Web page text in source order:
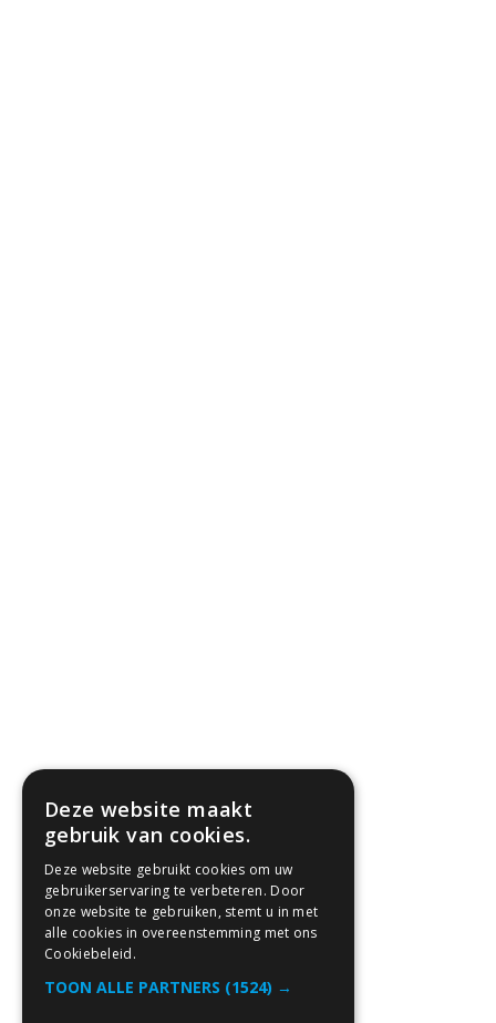
Deze website maakt
gebruik van cookies.
Deze website gebruikt cookies om uw
gebruikerservaring te verbeteren. Door
onze website te gebruiken, stemt u in met
alle cookies in overeenstemming met ons
Cookiebeleid.
TOON ALLE PARTNERS (1524) →